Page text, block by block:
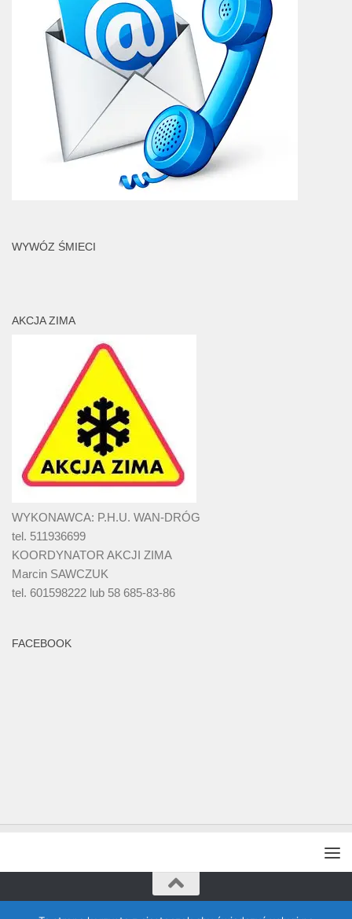
WYWÓZ ŚMIECI
AKCJA ZIMA
WYKONAWCA: P.H.U. WAN-DRÓG
tel. 511936699
KOORDYNATOR AKCJI ZIMA
Marcin SAWCZUK
tel. 601598222 lub 58 685-83-86
FACEBOOK